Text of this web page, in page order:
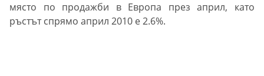
място по продажби в Европа през април, като
ръстът спрямо април 2010 е 2.6%.